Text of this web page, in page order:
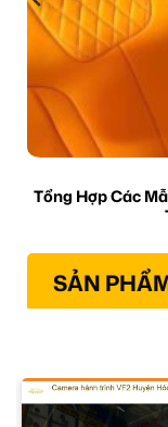
Tổng Hợp Các
SẢN